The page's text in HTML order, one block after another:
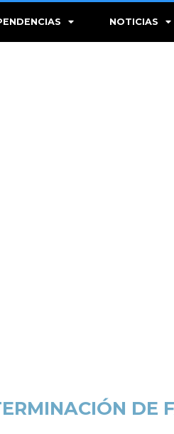
NOTICIAS
DE